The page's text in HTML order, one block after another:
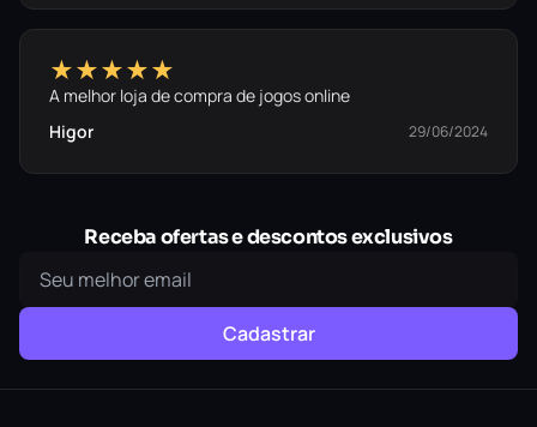
★★★★★
A melhor loja de compra de jogos online
Higor
29/06/2024
Receba ofertas e descontos exclusivos
Cadastrar